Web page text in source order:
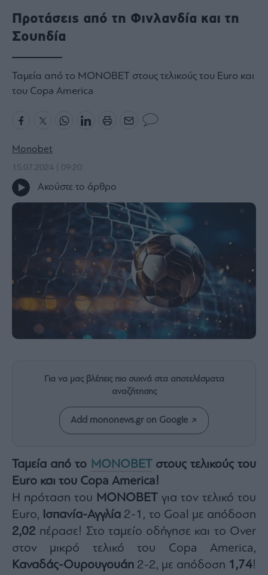
Ενέργεια
Πολιτική
Πολιτισμός
Κοινωνία
Law
Financial
The
Room
301
Media
Winners
&
Losers
Επι-
Mononews2030
Les
Bons
Vivants
Auto
Προτάσεις από τη Φινλανδία και τη
Σουηδία
Ταμεία από το ΜΟΝΟΒΕΤ στους τελικούς του Euro και
του Copa America
Monobet
15.07.2024 | 09:20
Ακούστε το άρθρο
Για να μας βλέπεις πιο συχνά στα αποτελέσματα
αναζήτησης
Add mononews.gr on Google
Ταμεία από το ΜΟΝΟΒΕΤστους τελικούς του
Euro και του Copa America!
Η πρόταση του ΜΟΝΟΒΕΤ για τον τελικό του
Euro, Ισπανία-Αγγλία 2-1, το Goal με απόδοση
2,02 πέρασε! Στο ταμείο οδήγησε και το Over
στον μικρό τελικό του Copa America,
Καναδάς-Ουρουγουάη 2-2, με απόδοση 1,74!